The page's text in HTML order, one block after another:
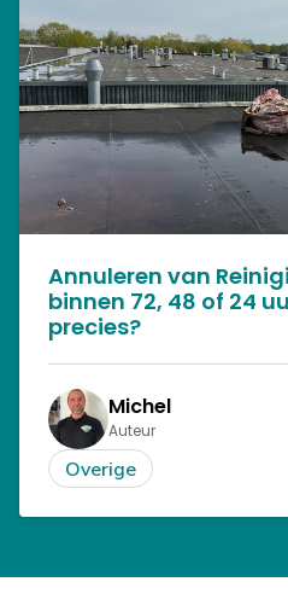
Annuleren van
binnen 72, 48 of 24
precies?
Michel
Auteur
Overige